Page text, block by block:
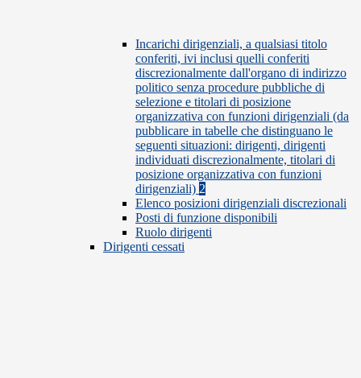
Incarichi dirigenziali, a qualsiasi titolo
conferiti, ivi inclusi quelli conferiti
discrezionalmente dall'organo di indirizzo
politico senza procedure pubbliche di
selezione e titolari di posizione
organizzativa con funzioni dirigenziali (da
pubblicare in tabelle che distinguano le
seguenti situazioni: dirigenti, dirigenti
individuati discrezionalmente, titolari di
posizione organizzativa con funzioni
dirigenziali) 2
Elenco posizioni dirigenziali discrezionali
Posti di funzione disponibili
Ruolo dirigenti
Dirigenti cessati